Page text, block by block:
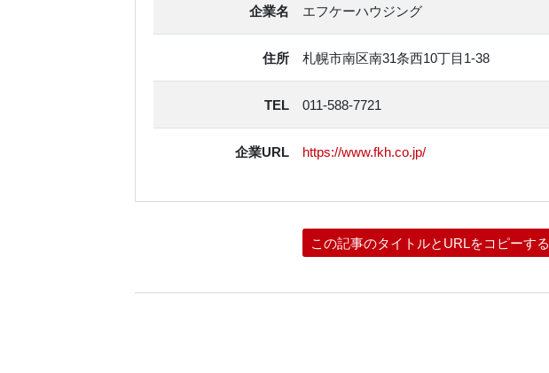
企業名 エフケーハウジング
住所 札幌市南区南31条西10丁目1-38
TEL 011-588-7721
企業URL https://www.fkh.co.jp/
この記事のタイトルとURLをコピーする